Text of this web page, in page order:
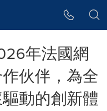
年法國網
伙伴，為全
動的創新體